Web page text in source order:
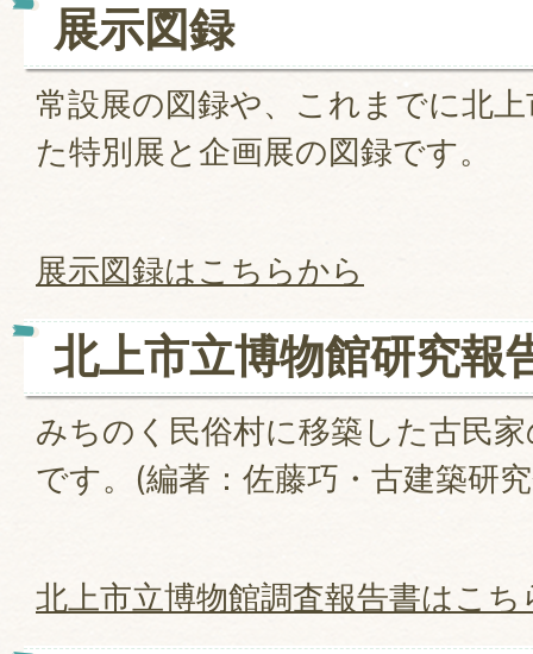
展示図録
常設展の図録や、これまでに北
た特別展と企画展の図録です。
展示図録はこちらから
北上市立博物館研究報
みちのく民俗村に移築した古民
です。(編著：佐藤巧・古建築研
北上市立博物館調査報告書はこち